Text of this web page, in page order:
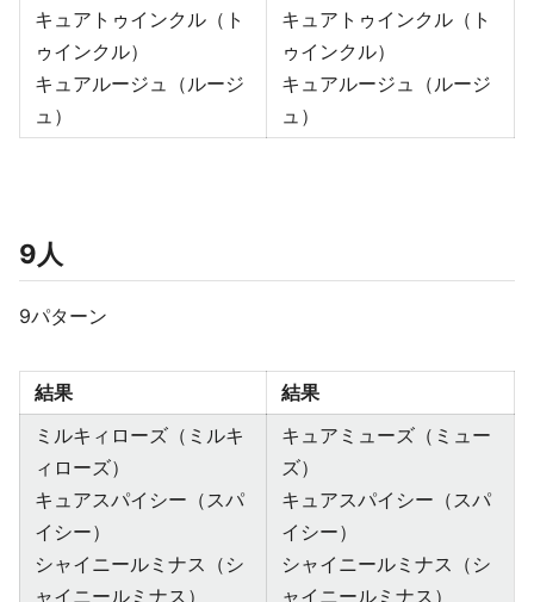
キュアトゥインクル（ト
ゥインクル）
キュアルージュ（ルージ
ュ）
キュアトゥインクル（ト
ゥインクル）
キュアルージュ（ルージ
ュ）
9人
9パターン
結果
結果
ミルキィローズ（ミルキ
ィローズ）
キュアスパイシー（スパ
イシー）
シャイニールミナス（シ
ャイニールミナス）
キュアミューズ（ミュー
ズ）
キュアスパイシー（スパ
イシー）
シャイニールミナス（シ
ャイニールミナス）